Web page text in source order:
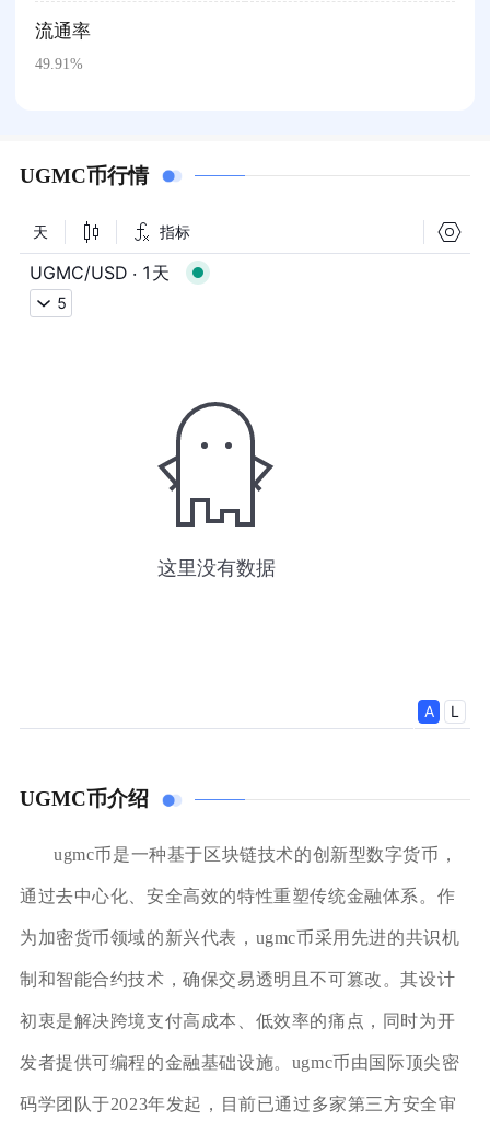
流通率
49.91%
UGMC币行情
UGMC币介绍
ugmc币是一种基于区块链技术的创新型数字货币，
通过去中心化、安全高效的特性重塑传统金融体系。作
为加密货币领域的新兴代表，ugmc币采用先进的共识机
制和智能合约技术，确保交易透明且不可篡改。其设计
初衷是解决跨境支付高成本、低效率的痛点，同时为开
发者提供可编程的金融基础设施。ugmc币由国际顶尖密
码学团队于2023年发起，目前已通过多家第三方安全审